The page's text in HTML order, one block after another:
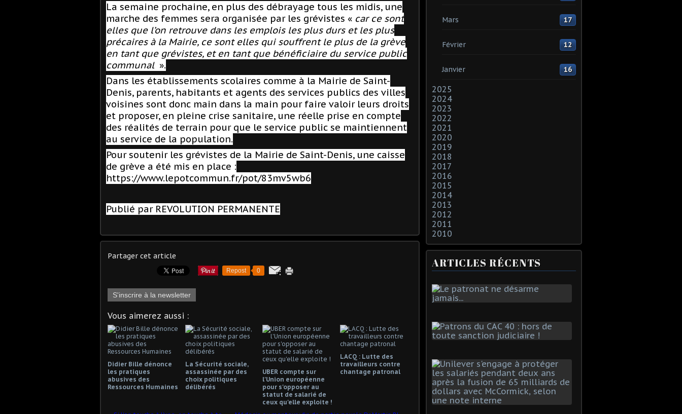
La semaine prochaine, en plus des débrayage tous les midis, une
marche des femmes sera organisée par les grévistes « car ce sont
elles que l’on retrouve dans les emplois les plus durs et les plus
précaires à la Mairie, ce sont elles qui souffrent le plus de la grève
en tant que grévistes, et en tant que bénéficiaire du service public
communal ».
Dans les établissements scolaires comme à la Mairie de Saint-
Denis, parents, habitants et agents des services publics des villes
voisines sont donc main dans la main pour faire valoir leurs droits
et proposer, en pleine crise sanitaire, une réelle prise en compte
des réalités de terrain pour que le service public se maintiennent
au service de la population.
Pour soutenir les grévistes de la Mairie de Saint-Denis, une caisse
de grève a été mis en place :
https://www.lepotcommun.fr/pot/83mv5wb6
Publié par REVOLUTION PERMANENTE
Partager cet article
Repost 0
S'inscrire à la newsletter
Vous aimerez aussi :
Didier Bille dénonce
les pratiques
abusives des
Ressources Humaines
La Sécurité sociale,
assassinée par des
choix politiques
délibérés
UBER compte sur
l'Union européenne
pour s'opposer au
statut de salarié de
ceux qu'elle exploite !
LACQ : Lutte des
travailleurs contre
chantage patronal
Mars 17
Février 12
Janvier 16
2025
2024
2023
2022
2021
2020
2019
2018
2017
2016
2015
2014
2013
2012
2011
2010
ARTICLES RÉCENTS